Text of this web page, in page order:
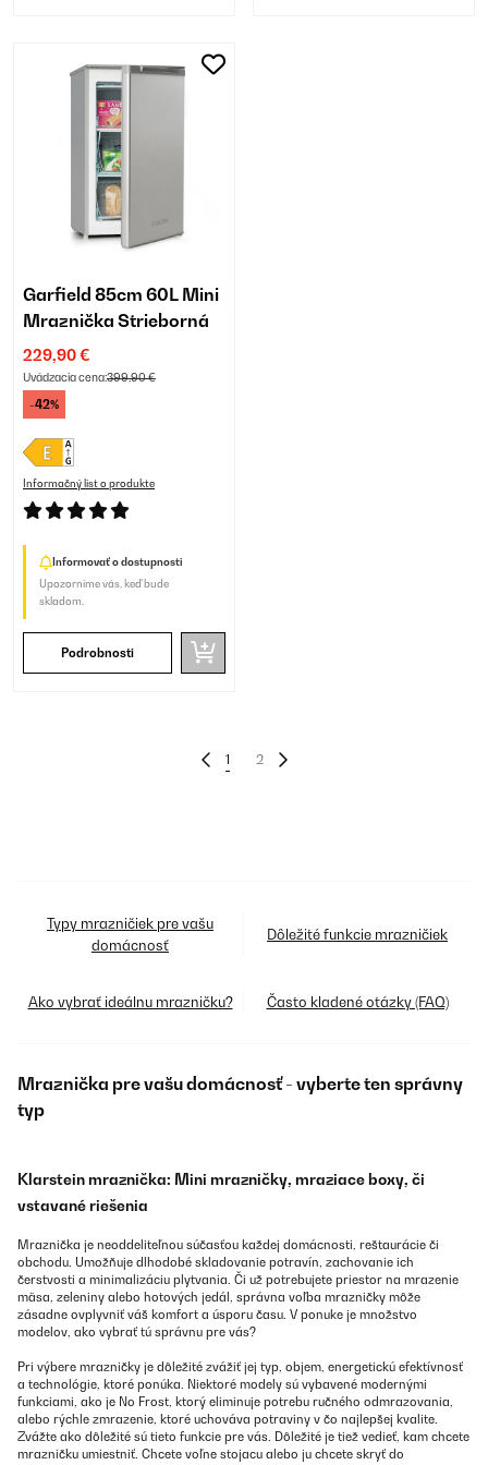
Garfield 85cm 60L Mini
Mraznička Strieborná
229,90 €
Uvádzacia cena:399,90 €
-42%
Informačný list o produkte
Informovať o dostupnosti
Upozorníme vás, keď bude
skladom.
Podrobnosti
1 2
Typy mrazničiek pre vašu
domácnosť
Dôležité funkcie mrazničiek
Ako vybrať ideálnu mrazničku? Často kladené otázky (FAQ)
Mraznička pre vašu domácnosť - vyberte ten správny
typ
Klarstein mraznička: Mini mrazničky, mraziace boxy, či
vstavané riešenia
Mraznička je neoddeliteľnou súčasťou každej domácnosti, reštaurácie či
obchodu. Umožňuje dlhodobé skladovanie potravín, zachovanie ich
čerstvosti a minimalizáciu plytvania. Či už potrebujete priestor na mrazenie
mäsa, zeleniny alebo hotových jedál, správna voľba mrazničky môže
zásadne ovplyvniť váš komfort a úsporu času. V ponuke je množstvo
modelov, ako vybrať tú správnu pre vás?
Pri výbere mrazničky je dôležité zvážiť jej typ, objem, energetickú efektívnosť
a technológie, ktoré ponúka. Niektoré modely sú vybavené modernými
funkciami, ako je No Frost, ktorý eliminuje potrebu ručného odmrazovania,
alebo rýchle zmrazenie, ktoré uchováva potraviny v čo najlepšej kvalite.
Zvážte ako dôležité sú tieto funkcie pre vás. Dôležité je tiež vedieť, kam chcete
mrazničku umiestniť. Chcete voľne stojacu alebo ju chcete skryť do